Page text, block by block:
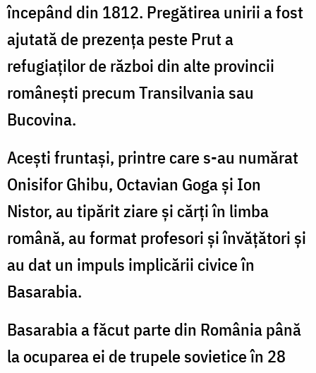
începând din 1812. Pregătirea unirii a fost
ajutată de prezența peste Prut a
refugiaților de război din alte provincii
românești precum Transilvania sau
Bucovina.
Acești fruntași, printre care s-au numărat
Onisifor Ghibu, Octavian Goga și Ion
Nistor, au tipărit ziare și cărți în limba
română, au format profesori și învățători și
au dat un impuls implicării civice în
Basarabia.
Basarabia a făcut parte din România până
la ocuparea ei de trupele sovietice în 28